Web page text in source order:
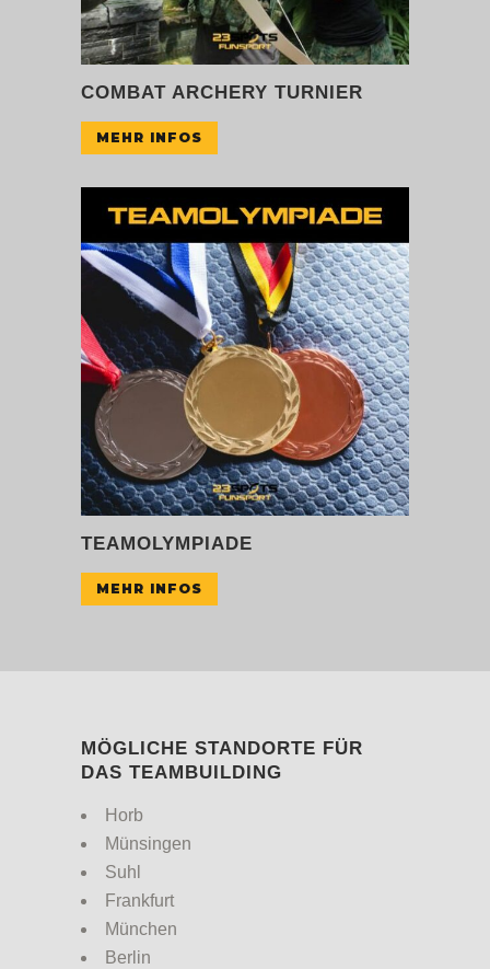
COMBAT ARCHERY TURNIER
MEHR INFOS
TEAMOLYMPIADE
MEHR INFOS
MÖGLICHE STANDORTE FÜR
DAS TEAMBUILDING
Horb
Münsingen
Suhl
Frankfurt
München
Berlin